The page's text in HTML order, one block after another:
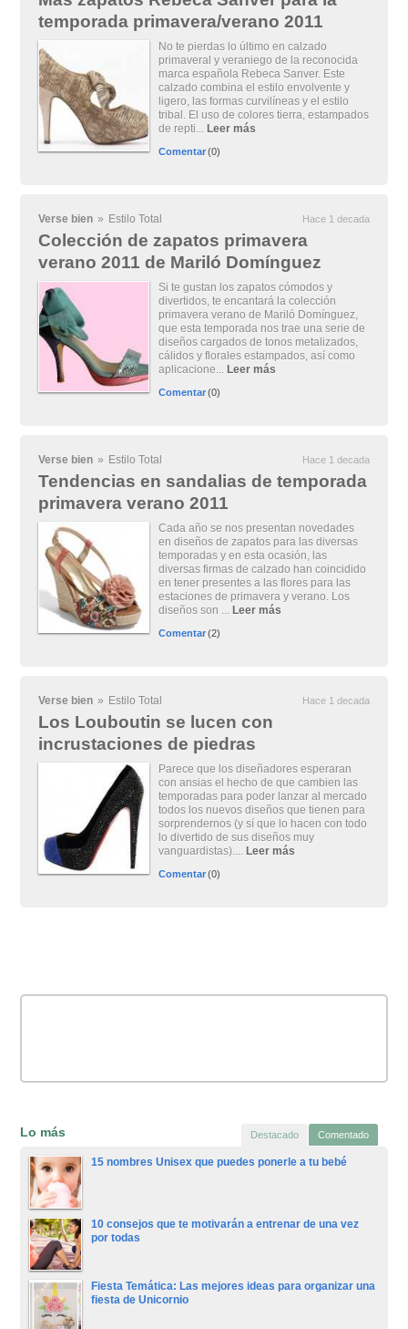
temporada primavera/verano 2011
No te pierdas lo último en calzado
primaveral y veraniego de la reconocida
marca española Rebeca Sanver. Este
calzado combina el estilo envolvente y
ligero, las formas curvilíneas y el estilo
tribal. El uso de colores tierra, estampados
de repti... Leer más
Comentar(0)
Verse bien » Estilo Total Hace 1 decada
Colección de zapatos primavera
verano 2011 de Mariló Domínguez
Si te gustan los zapatos cómodos y
divertidos, te encantará la colección
primavera verano de Mariló Domínguez,
que esta temporada nos trae una serie de
diseños cargados de tonos metalizados,
cálidos y florales estampados, así como
aplicacione... Leer más
Comentar(0)
Verse bien » Estilo Total Hace 1 decada
Tendencias en sandalias de temporada
primavera verano 2011
Cada año se nos presentan novedades
en diseños de zapatos para las diversas
temporadas y en esta ocasión, las
diversas firmas de calzado han coincidido
en tener presentes a las flores para las
estaciones de primavera y verano. Los
diseños son ... Leer más
Comentar(2)
Verse bien » Estilo Total Hace 1 decada
Los Louboutin se lucen con
incrustaciones de piedras
Parece que los diseñadores esperaran
con ansias el hecho de que cambien las
temporadas para poder lanzar al mercado
todos los nuevos diseños que tienen para
sorprendernos (y sí que lo hacen con todo
lo divertido de sus diseños muy
vanguardistas).... Leer más
Comentar(0)
Lo más Destacado Comentado
15 nombres Unisex que puedes ponerle a tu bebé
10 consejos que te motivarán a entrenar de una vez
por todas
Fiesta Temática: Las mejores ideas para organizar una
fiesta de Unicornio